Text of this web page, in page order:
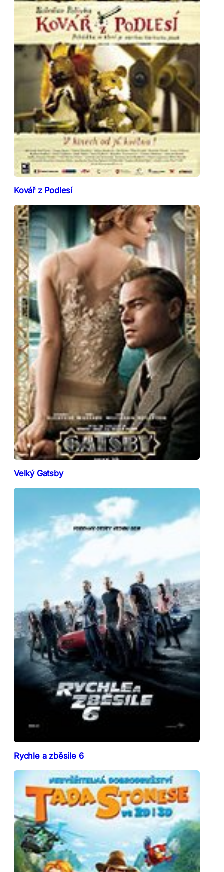
Kovář z Podlesí
Velký Gatsby
Rychle a zběsile 6